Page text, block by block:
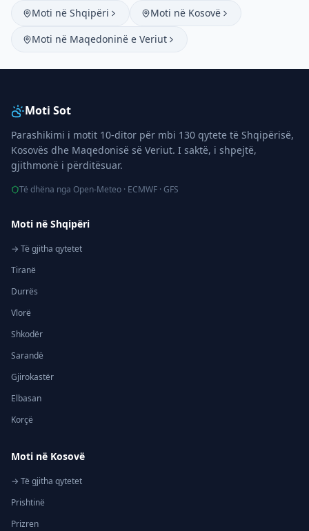
Moti në Shqipëri
Moti në Kosovë
Moti në Maqedoninë e Veriut
Moti Sot
Parashikimi i motit 10-ditor për mbi 130 qytete të Shqipërisë,
Kosovës dhe Maqedonisë së Veriut. I saktë, i shpejtë,
gjithmonë i përditësuar.
Të dhëna nga Open-Meteo · ECMWF · GFS
Moti në Shqipëri
→ Të gjitha qytetet
Tiranë
Durrës
Vlorë
Shkodër
Sarandë
Gjirokastër
Elbasan
Korçë
Moti në Kosovë
→ Të gjitha qytetet
Prishtinë
Prizren